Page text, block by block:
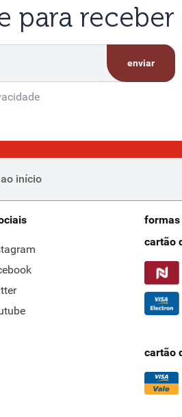
para
enviar
início
formas
cartão
cartão